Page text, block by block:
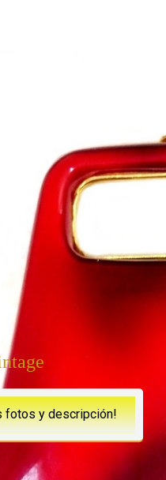
fotos y descripción!